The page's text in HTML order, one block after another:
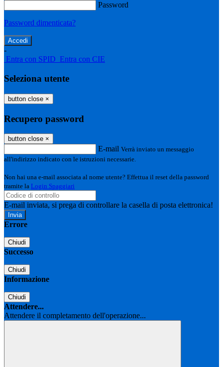
Password
Password dimenticata?
-
Entra con SPID Entra con CIE
Seleziona utente
button close ×
Recupero password
button close ×
E-mail Verrà inviato un messaggio
all'indirizzo indicato con le istruzioni necessarie.
Non hai una e-mail associata al nome utente? Effettua il reset della password
tramite la Login Spaggiari
E-mail inviata, si prega di controllare la casella di posta elettronica!
Errore
Chiudi
Successo
Chiudi
Informazione
Chiudi
Attendere...
Attendere il completamento dell'operazione...